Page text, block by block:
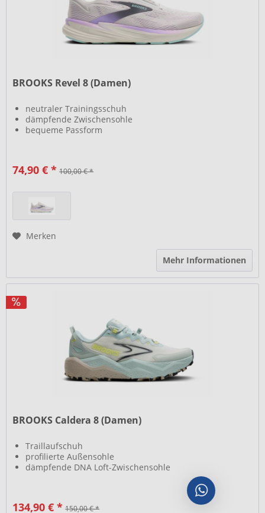
BROOKS Revel 8 (Damen)
neutraler Trainingsschuh
dämpfende Zwischensohle
bequeme Passform
74,90 € * 100,00 € *
Merken
Mehr Informationen
BROOKS Caldera 8 (Damen)
Traillaufschuh
profilierte Außensohle
dämpfende DNA Loft-Zwischensohle
134,90 € * 150,00 € *